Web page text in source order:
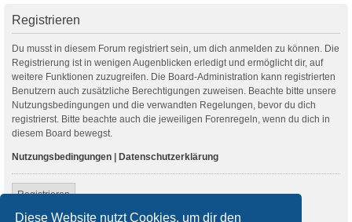
Diese Website nutzt Cookies, um dir den
Registrieren
Du musst in diesem Forum registriert sein, um dich anmelden zu können. Die
Registrierung ist in wenigen Augenblicken erledigt und ermöglicht dir, auf
weitere Funktionen zuzugreifen. Die Board-Administration kann registrierten
Benutzern auch zusätzliche Berechtigungen zuweisen. Beachte bitte unsere
Nutzungsbedingungen und die verwandten Regelungen, bevor du dich
registrierst. Bitte beachte auch die jeweiligen Forenregeln, wenn du dich in
diesem Board bewegst.
Nutzungsbedingungen | Datenschutzerklärung
Registrieren